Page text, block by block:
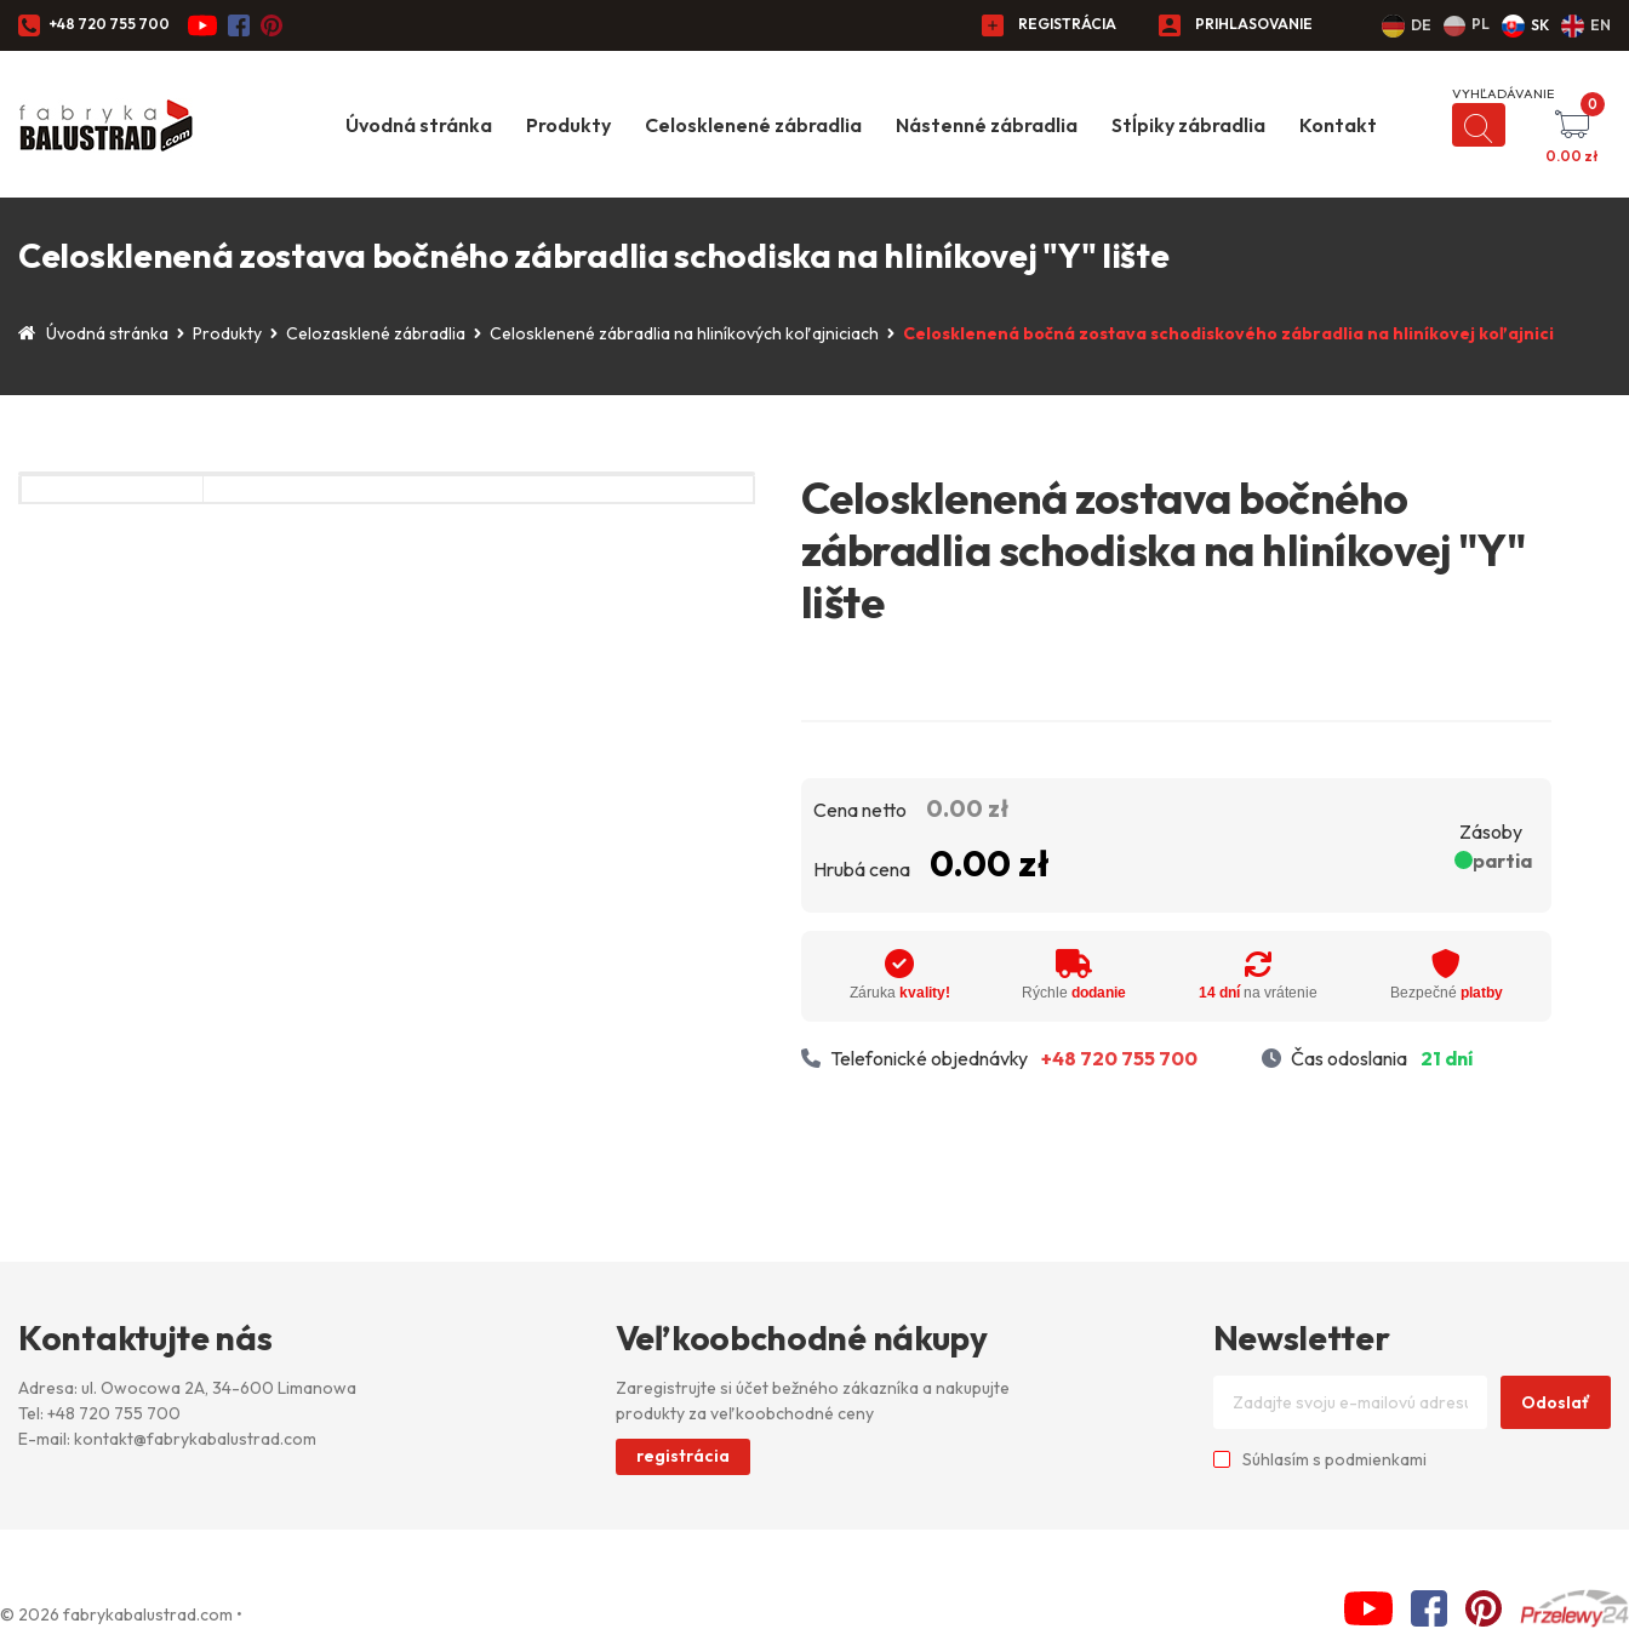
+48 720 755 700 REGISTRÁCIA PRIHLASOVANIE DE PL SK EN
Úvodná stránka Produkty Celosklenené zábradlia Nástenné zábradlia Stĺpiky zábradlia Kontakt
0
0.00 zł
Celosklenená zostava bočného zábradlia schodiska na hliníkovej "Y" lište
Úvodná stránka Produkty Celozasklené zábradlia Celosklenené zábradlia na hliníkových koľajniciach Celosklenená bočná zostava schodiskového zábradlia na hliníkovej koľajnici
Celosklenená zostava bočného
zábradlia schodiska na hliníkovej "Y"
lište
Cena netto 0.00 zł
Hrubá cena 0.00 zł
Zásoby
partia
Záruka kvality! Rýchledodanie 14 dní na vrátenie Bezpečné platby
Telefonické objednávky +48 720 755 700 Čas odoslania 21 dní
Kontaktujte nás
Adresa: ul. Owocowa 2A, 34-600 Limanowa
Tel: +48 720 755 700
E-mail: kontakt@fabrykabalustrad.com
Veľkoobchodné nákupy
Zaregistrujte si účet bežného zákazníka a nakupujte
produkty za veľkoobchodné ceny
registrácia
Newsletter
Odoslať
Súhlasím s podmienkami
© 2026 fabrykabalustrad.com •